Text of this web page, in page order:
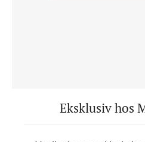
Eksklusiv hos